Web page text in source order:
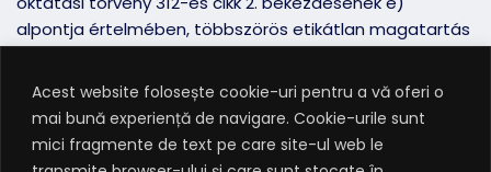
Acest website folosește cookie-uri pentru a vă oferi o
mai bună experiență de navigare. Cookie-urile sunt
mici fragmente de text pe care site-ul web le
alpontja értelmében, többszörös etikátlan magatartás
tanúsítására hivatkozva, a 𝗺𝘂𝗻𝗸𝗮𝘀𝘇𝗲𝗿𝘇𝗼̋𝗱𝗲́𝘀 𝗳𝗲𝗴𝘆𝗲𝗹𝗺𝗶
𝗼𝗸𝗼𝗸𝗯𝗼́𝗹 𝘃𝗮𝗹𝗼́ 𝗳𝗲𝗹𝗯𝗼𝗻𝘁𝗮́𝘀𝗮́𝘁 𝘀𝘇𝗼𝗿𝗴𝗮𝗹𝗺𝗮𝘇𝘇𝘂𝗸.
A KMDSZ álláspontja – ezen és hasonló esetekben
egyaránt – a következő: az egyetemi képviselők
segítségével lehet lépéseket tenni mindaddig, amíg a